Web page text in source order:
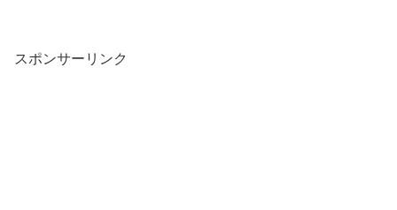
スポンサーリンク